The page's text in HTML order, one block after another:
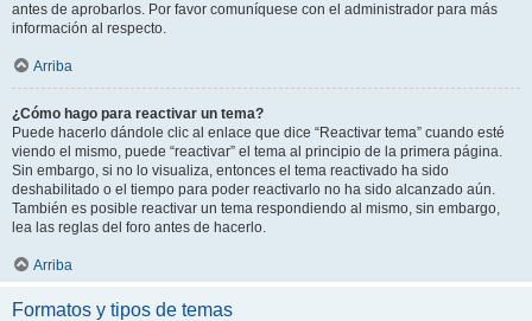
antes de aprobarlos. Por favor comuníquese con el administrador para más
información al respecto.
Arriba
¿Cómo hago para reactivar un tema?
Puede hacerlo dándole clic al enlace que dice “Reactivar tema” cuando esté
viendo el mismo, puede “reactivar” el tema al principio de la primera página.
Sin embargo, si no lo visualiza, entonces el tema reactivado ha sido
deshabilitado o el tiempo para poder reactivarlo no ha sido alcanzado aún.
También es posible reactivar un tema respondiendo al mismo, sin embargo,
lea las reglas del foro antes de hacerlo.
Arriba
Formatos y tipos de temas